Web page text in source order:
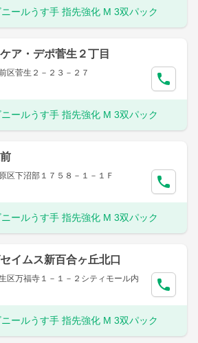
ールうす手 指先強化 M 3双パック
ア・デポ菅生２丁目
区菅生２－２３－２７
ールうす手 指先強化 M 3双パック
区下沼部１７５８－１－１Ｆ
ールうす手 指先強化 M 3双パック
イムス新百合ヶ丘北口
区万福寺１－１－２シティモール内
ールうす手 指先強化 M 3双パック